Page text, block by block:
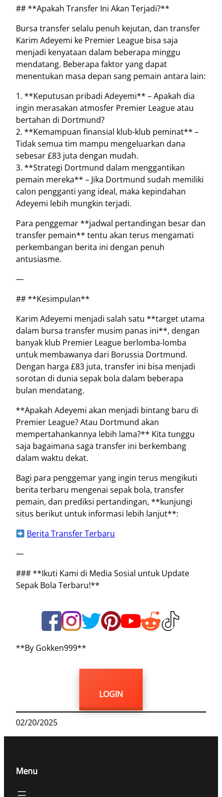
## **Apakah Transfer Ini Akan Terjadi?**
Bursa transfer selalu penuh kejutan, dan transfer
Karim Adeyemi ke Premier League bisa saja
menjadi kenyataan dalam beberapa minggu
mendatang. Beberapa faktor yang dapat
menentukan masa depan sang pemain antara lain:
1. **Keputusan pribadi Adeyemi** – Apakah dia
ingin merasakan atmosfer Premier League atau
bertahan di Dortmund?
2. **Kemampuan finansial klub-klub peminat** –
Tidak semua tim mampu mengeluarkan dana
sebesar £83 juta dengan mudah.
3. **Strategi Dortmund dalam menggantikan
pemain mereka** – Jika Dortmund sudah memiliki
calon pengganti yang ideal, maka kepindahan
Adeyemi lebih mungkin terjadi.
Para penggemar **jadwal pertandingan besar dan
transfer pemain** tentu akan terus mengamati
perkembangan berita ini dengan penuh
antusiasme.
—
## **Kesimpulan**
Karim Adeyemi menjadi salah satu **target utama
dalam bursa transfer musim panas ini**, dengan
banyak klub Premier League berlomba-lomba
untuk membawanya dari Borussia Dortmund.
Dengan harga £83 juta, transfer ini bisa menjadi
sorotan di dunia sepak bola dalam beberapa
bulan mendatang.
**Apakah Adeyemi akan menjadi bintang baru di
Premier League? Atau Dortmund akan
mempertahankannya lebih lama?** Kita tunggu
saja bagaimana saga transfer ini berkembang
dalam waktu dekat.
Bagi para penggemar yang ingin terus mengikuti
berita terbaru mengenai sepak bola, transfer
pemain, dan prediksi pertandingan, **kunjungi
situs berikut untuk informasi lebih lanjut**:
Berita Transfer Terbaru
—
### **Ikuti Kami di Media Sosial untuk Update
Sepak Bola Terbaru!**
**By Gokken999**
LOGIN
02/20/2025
Menu